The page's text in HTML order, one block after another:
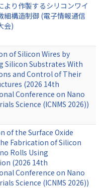
より作製するシリコンワイ
細構造制御 (電子情報通信
会)
of Silicon Wires by
Silicon Substrates With
and Control of Their
(2026 14th
Conference on Nano
Science (ICNMS 2026))
of the Surface Oxide
Fabrication of Silicon
Rolls Using
(2026 14th
Conference on Nano
Science (ICNMS 2026))